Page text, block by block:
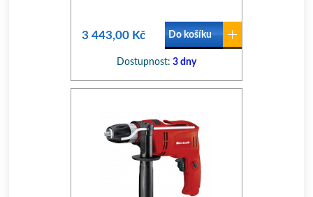
3 443,00 Kč Do košíku
Dostupnost: 3 dny